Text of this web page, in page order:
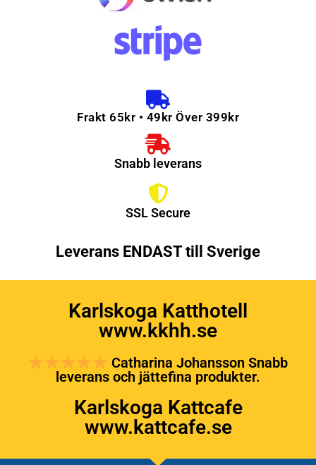
Frakt 65kr • 49kr Över 399kr
Snabb leverans
SSL Secure
Leverans ENDAST till Sverige
Karlskoga Katthotell
www.kkhh.se
Catharina Johansson Snabb
leverans och jättefina produkter.
Karlskoga Kattcafe
www.kattcafe.se